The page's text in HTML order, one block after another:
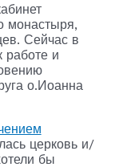
монастыря,
Сейчас в
работе и
о.Иоанна
церковь и/
бы